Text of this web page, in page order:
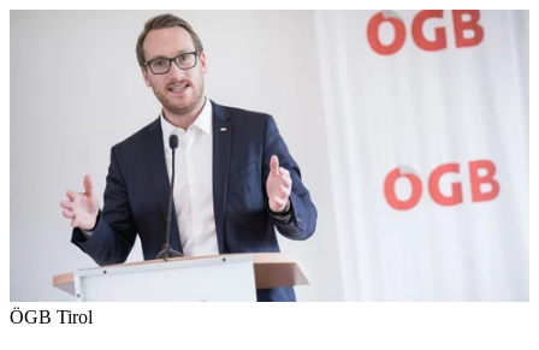
ÖGB Tirol